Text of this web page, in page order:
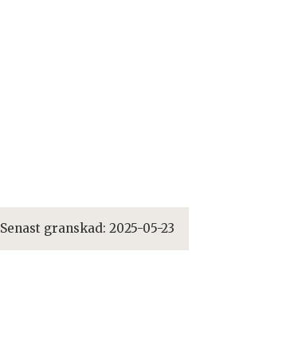
Senast granskad: 2025-05-23